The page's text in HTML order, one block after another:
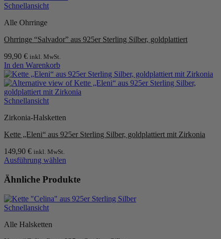
Schnellansicht
Alle Ohrringe
Ohrringe “Salvador” aus 925er Sterling Silber, goldplattiert
99,90 € inkl. MwSt.
In den Warenkorb
Schnellansicht
Zirkonia-Halsketten
Kette „Eleni“ aus 925er Sterling Silber, goldplattiert mit Zirkonia
149,90 € inkl. MwSt.
Ausführung wählen
Produkt
mehrere
Varianten
auf.
Die
Ähnliche Produkte
Schnellansicht
Alle Halsketten